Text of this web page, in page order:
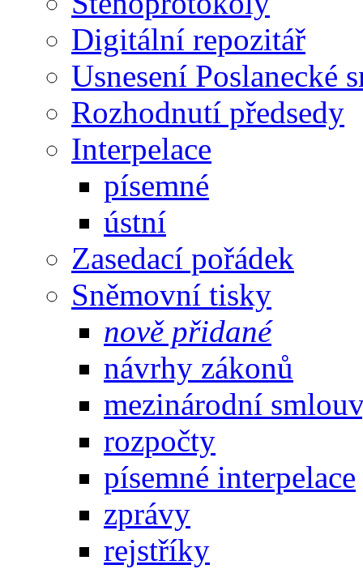
Digitální repozitář
Usnesení Poslanecké
Rozhodnutí předsedy
Interpelace
písemné
ústní
Zasedací pořádek
Sněmovní tisky
nově přidané
návrhy zákonů
mezinárodní
rozpočty
písemné interpelace
zprávy
rejstříky